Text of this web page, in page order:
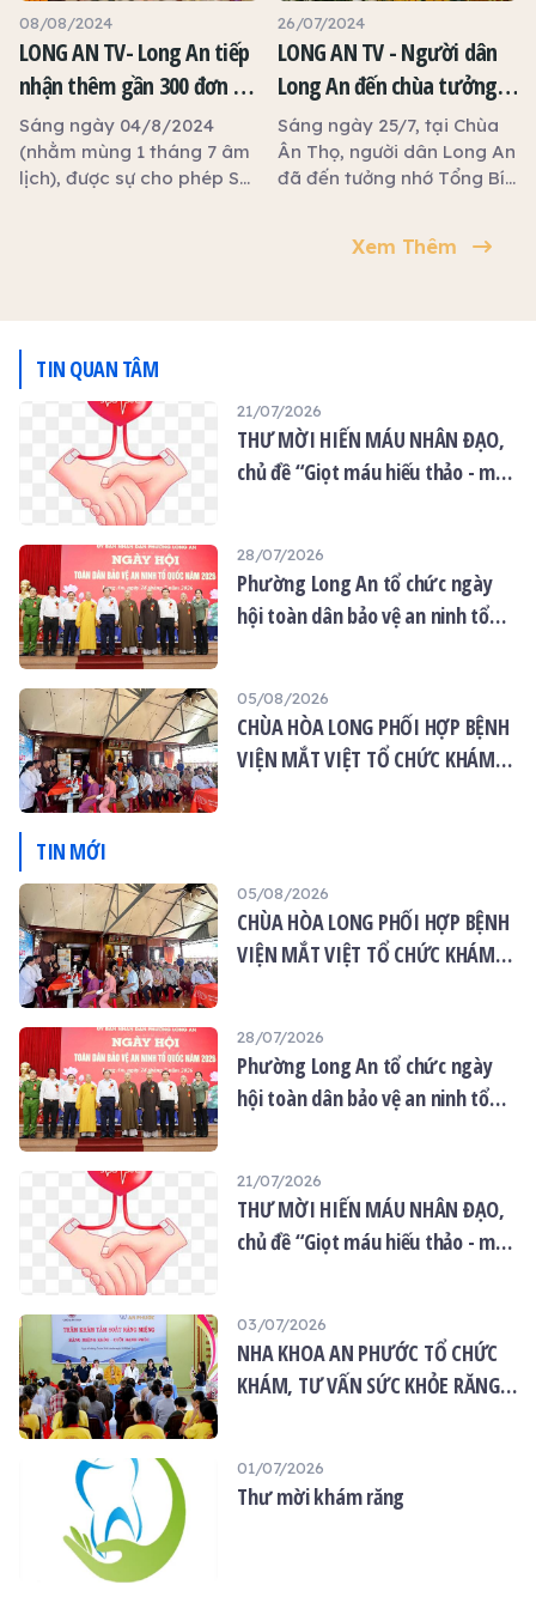
tiên, đi lễ chùa hay tham
gia những hoạt động thắp
đèn, thả đèn hoa đăng để
cầu tài lộc, may mắn.
08/08/2024
LONG AN TV- Long An tiếp
nhận thêm gần 300 đơn vị
máu từ hoạt động Hiến
máu nhân đạo
Sáng ngày 04/8/2024
(nhằm mùng 1 tháng 7 âm
lịch), được sự cho phép Sở
thảo - mùa Vu lan Báo
hiếu”.
26/07/2024
LONG AN TV - Người dân
Long An đến chùa tưởng
nhớ Tổng Bí thư Nguyễn
Phú Trọng
Sáng ngày 25/7, tại Chùa
Ân Thọ, người dân Long An
đã đến tưởng nhớ Tổng Bí
Xem Thêm
TIN QUAN TÂM
21/07/2026
THƯ MỜI HIẾN MÁU NHÂN ĐẠO,
chủ đề “Giọt máu hiếu thảo - mùa
28/07/2026
Phường Long An tổ chức ngày
hội toàn dân bảo vệ an ninh tổ
05/08/2026
CHÙA HÒA LONG PHỐI HỢP BỆNH
VIỆN MẮT VIỆT TỔ CHỨC KHÁM
TIN MỚI
05/08/2026
CHÙA HÒA LONG PHỐI HỢP BỆNH
VIỆN MẮT VIỆT TỔ CHỨC KHÁM
28/07/2026
Phường Long An tổ chức ngày
hội toàn dân bảo vệ an ninh tổ
21/07/2026
THƯ MỜI HIẾN MÁU NHÂN ĐẠO,
chủ đề “Giọt máu hiếu thảo - mùa
03/07/2026
NHA KHOA AN PHƯỚC TỔ CHỨC
KHÁM, TƯ VẤN SỨC KHỎE RĂNG
01/07/2026
Thư mời khám răng